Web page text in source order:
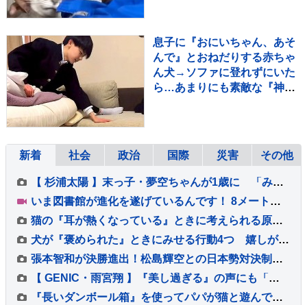
息子に『おにいちゃん、あそ
んで』とおねだりする赤ちゃ
ん犬→ソファに登れずにいた
ら…あまりにも素敵な『神対
新着 社会 政治 国際 災害 その他
【 杉浦太陽 】末っ子・夢空ちゃんが1歳に 「みんなに囲まれて、一升餅を背負って」家族総出でお祝い
いま図書館が進化を遂げているんです！ 8メートルの巨大本棚に、3Dプリンター、音楽スタジオまで！ 図書館の専門家が厳選した進化系図書館ベスト7をご紹介！
猫の『耳が熱くなっている』ときに考えられる原因5つ 放置しても大丈夫？異常を見分けるポイントも解説
犬が『褒められた』ときにみせる行動4つ 嬉しがっているサインや絆を深める接し方のコツまで
張本智和が決勝進出！松島輝空との日本勢対決制し兄妹Vへ王手「自分のプレーをして勝つ」【WTTチャンピオンズ横浜】
【 GENIC・雨宮翔 】『美し過ぎる』の声にも「もっとできる」 25歳を迎え 演じたいのは「サイコパス」
『長いダンボール箱』を使ってパパが猫と遊んでみた結果…微笑ましすぎる光景が113万再生「戻るの早いｗ」「旦那様が一番楽しそうｗ」